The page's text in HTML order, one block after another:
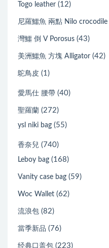
Togo leather (12)
尼羅鱷魚 兩點 Nilo crocodile
灣鱷 倒 V Porosus (43)
美洲鱷魚 方塊 Alligator (42)
鴕鳥皮 (1)
愛馬仕 腰帶 (40)
聖羅蘭 (272)
ysl niki bag (55)
香奈兒 (740)
Leboy bag (168)
Vanity case bag (59)
Woc Wallet (62)
流浪包 (82)
當季新品 (76)
经典口盖包 (223)